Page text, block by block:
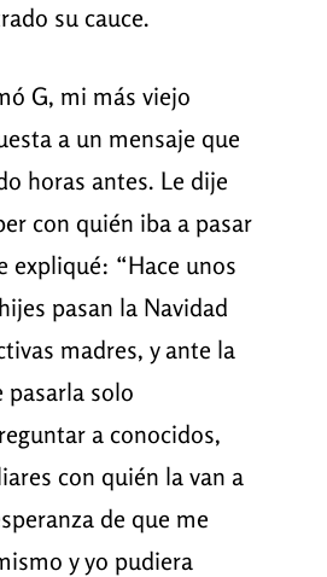
su cauce.
G, mi más viejo
a un mensaje que
horas antes. Le dije
con quién iba a pasar
expliqué: “Hace unos
pasan la Navidad
madres, y ante la
pasarla solo
a conocidos,
con quién la van a
de que me
y yo pudiera